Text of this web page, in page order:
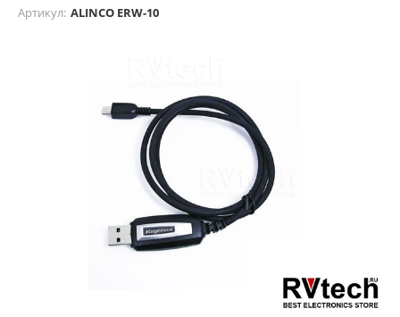
Артикул: ALINCO ERW-10